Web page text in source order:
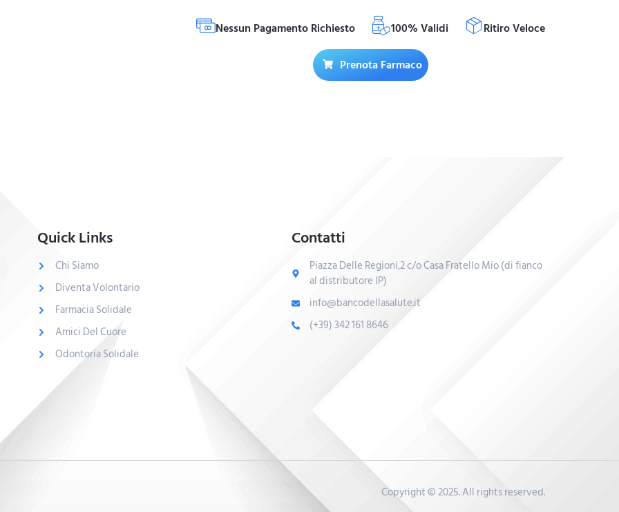
Nessun Pagamento Richiesto 100% Validi Ritiro Veloce
Prenota Farmaco
Quick Links
Chi Siamo
Diventa Volontario
Farmacia Solidale
Amici Del Cuore
Odontoria Solidale
Contatti
Piazza Delle Regioni,2 c/o Casa Fratello Mio (di fianco
al distributore IP)
info@bancodellasalute.it
(+39) 342 161 8646
Copyright © 2025. All rights reserved.